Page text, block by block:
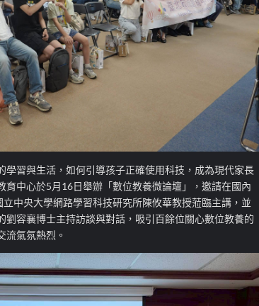
學習與生活，如何引導孩子正確使用科技，成為現代家長
育中心於5月16日舉辦「數位教養微論壇」，邀請在國內
中央大學網路學習科技研究所陳攸華教授蒞臨主講，並
劉容襄博士主持訪談與對話，吸引百餘位關心數位教養的
流氣氛熱烈。